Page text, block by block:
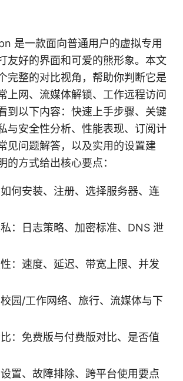
是一款面向普通用户的虚拟专用
友好的界面和可爱的熊形象。本文
完整的对比视角，帮助你判断它是
上网、流媒体解锁、工作远程访问
到以下内容：快速上手步骤、关键
与安全性分析、性能表现、订阅计
见问题解答，以及实用的设置建
的方式给出核心要点：
何安装、注册、选择服务器、连
：日志策略、加密标准、DNS 泄
：速度、延迟、带宽上限、并发
园/工作网络、旅行、流媒体与下
：免费版与付费版对比、是否值
置、故障排除、跨平台使用要点